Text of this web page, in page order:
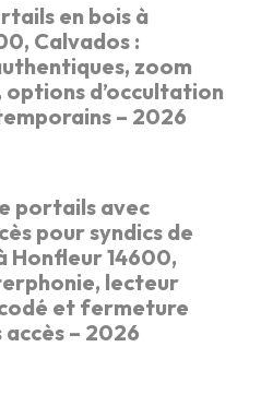
en bois à
Calvados :
zoom
options d’occultation
– 2026
portails avec
pour syndics de
Honfleur 14600,
lecteur
et fermeture
– 2026